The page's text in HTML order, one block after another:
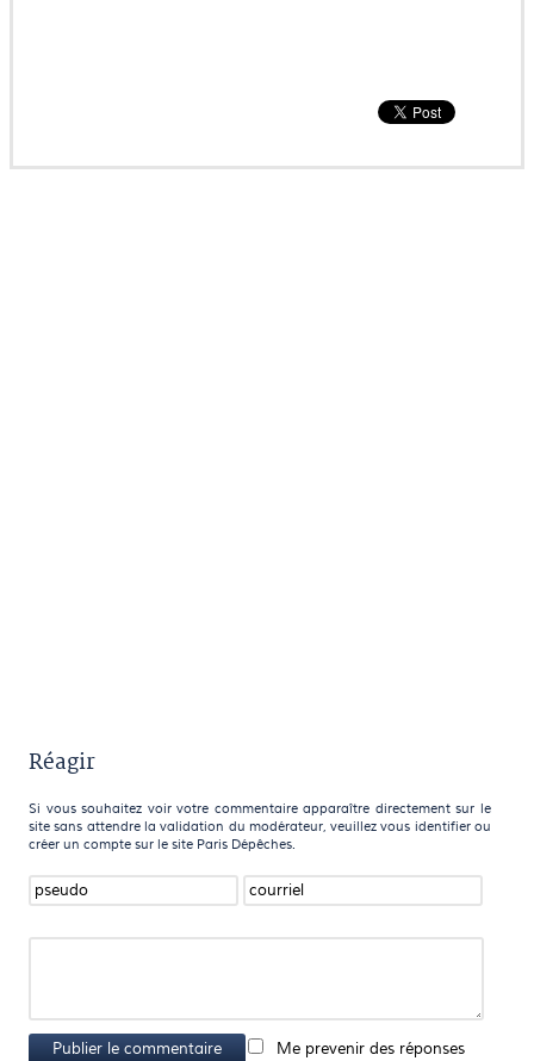
Réagir
Si vous souhaitez voir votre commentaire apparaître directement sur le
site sans attendre la validation du modérateur, veuillez vous identifier ou
créer un compte sur le site Paris Dépêches.
Publier le commentaire Me prevenir des réponses